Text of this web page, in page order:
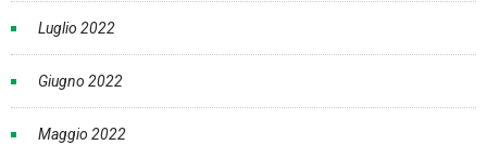
Luglio 2022
Giugno 2022
Maggio 2022